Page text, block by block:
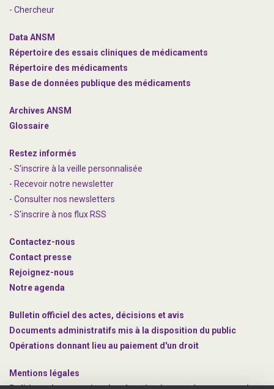
- Chercheur
Data ANSM
Répertoire des essais cliniques de médicaments
Répertoire des médicaments
Base de données publique des médicaments
Archives ANSM
Glossaire
Restez informés
- S'inscrire à la veille personnalisée
- Recevoir notre newsletter
- Consulter nos newsletters
- S'inscrire à nos flux RSS
Contactez-nous
Contact presse
Rejoignez-nous
Notre agenda
Bulletin officiel des actes, décisions et avis
Documents administratifs mis à la disposition du public
Opérations donnant lieu au paiement d'un droit
Mentions légales